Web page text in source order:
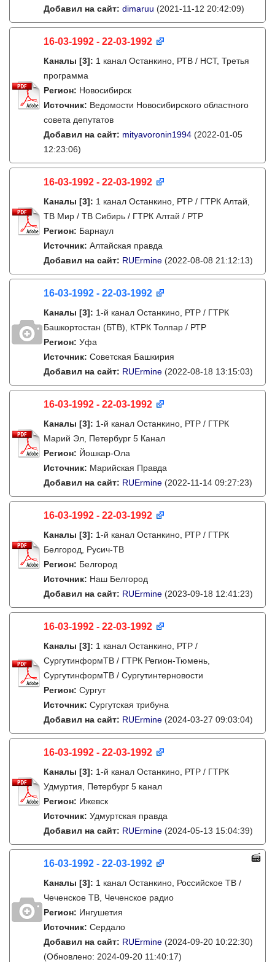
Добавил на сайт: dimaruu (2021-11-12 20:42:09)
16-03-1992 - 22-03-1992
Каналы [3]: 1 канал Останкино, РТВ / НСТ, Третья
программа
Регион: Новосибирск
Источник: Ведомости Новосибирского областного
совета депутатов
Добавил на сайт: mityavoronin1994 (2022-01-05
12:23:06)
16-03-1992 - 22-03-1992
Каналы [3]: 1 канал Останкино, РТР / ГТРК Алтай,
ТВ Мир / ТВ Сибирь / ГТРК Алтай / РТР
Регион: Барнаул
Источник: Алтайская правда
Добавил на сайт: RUErmine (2022-08-08 21:12:13)
16-03-1992 - 22-03-1992
Каналы [3]: 1-й канал Останкино, РТР / ГТРК
Башкортостан (БТВ), КТРК Толпар / РТР
Регион: Уфа
Источник: Советская Башкирия
Добавил на сайт: RUErmine (2022-08-18 13:15:03)
16-03-1992 - 22-03-1992
Каналы [3]: 1-й канал Останкино, РТР / ГТРК
Марий Эл, Петербург 5 Канал
Регион: Йошкар-Ола
Источник: Марийская Правда
Добавил на сайт: RUErmine (2022-11-14 09:27:23)
16-03-1992 - 22-03-1992
Каналы [3]: 1-й канал Останкино, РТР / ГТРК
Белгород, Русич-ТВ
Регион: Белгород
Источник: Наш Белгород
Добавил на сайт: RUErmine (2023-09-18 12:41:23)
16-03-1992 - 22-03-1992
Каналы [3]: 1 канал Останкино, РТР /
СургутинформТВ / ГТРК Регион-Тюмень,
СургутинформТВ / Сургутинтерновости
Регион: Сургут
Источник: Сургутская трибуна
Добавил на сайт: RUErmine (2024-03-27 09:03:04)
16-03-1992 - 22-03-1992
Каналы [3]: 1-й канал Останкино, РТР / ГТРК
Удмуртия, Петербург 5 канал
Регион: Ижевск
Источник: Удмуртская правда
Добавил на сайт: RUErmine (2024-05-13 15:04:39)
16-03-1992 - 22-03-1992
Каналы [3]: 1 канал Останкино, Российское ТВ /
Чеченское ТВ, Чеченское радио
Регион: Ингушетия
Источник: Сердало
Добавил на сайт: RUErmine (2024-09-20 10:22:30)
(Обновлено: 2024-09-20 11:40:17)